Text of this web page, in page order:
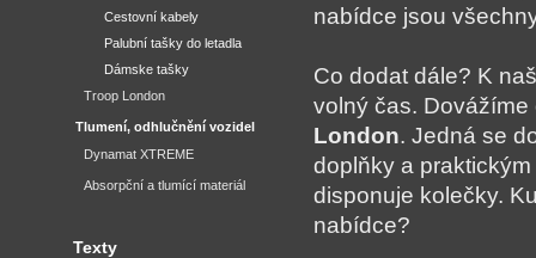
nabídce jsou
Co dodat dále? K
volný čas.
London. Jedná se
doplňky a
disponuje kolečky.
nabídce?
Cestovní kabely
Palubní tašky do letadla
Dámske tašky
Troop London
Tlumení, odhlučnění vozidel
Dynamat XTREME
Absorpční a tlumící materiál
Texty